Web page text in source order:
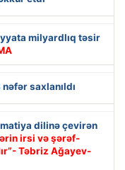
milyardlıq təsir
saxlanıldı
dilinə çevirən
irsi və şərəf-
Təbriz Ağayev-